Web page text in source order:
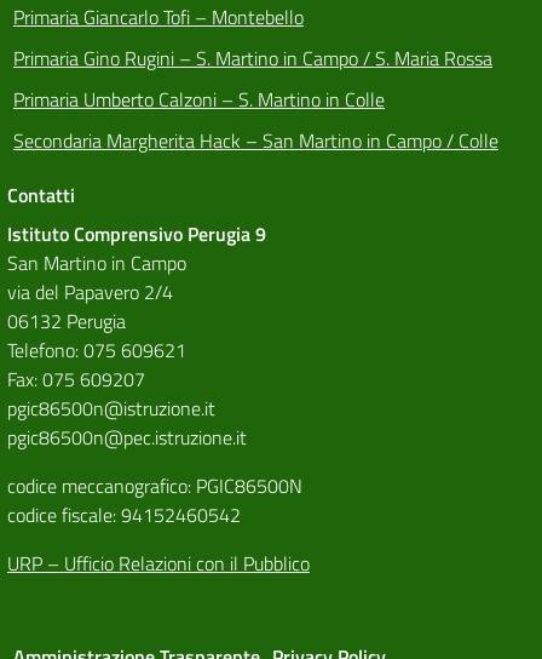
Primaria Giancarlo Tofi – Montebello
Primaria Gino Rugini – S. Martino in Campo / S. Maria Rossa
Primaria Umberto Calzoni – S. Martino in Colle
Secondaria Margherita Hack – San Martino in Campo / Colle
Contatti
Istituto Comprensivo Perugia 9
San Martino in Campo
via del Papavero 2/4
06132 Perugia
Telefono: 075 609621
Fax: 075 609207
pgic86500n@istruzione.it
pgic86500n@pec.istruzione.it
codice meccanografico: PGIC86500N
codice fiscale: 94152460542
URP – Ufficio Relazioni con il Pubblico